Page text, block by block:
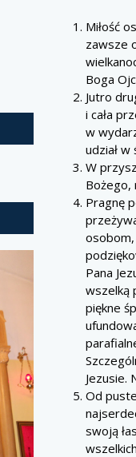
Miłość
zawsze
Boga
Jutro
i cała
w
udział
W
Bożego,
Pragnę
Pana
wszelką
piękne
Jezusie.
Od
swoją